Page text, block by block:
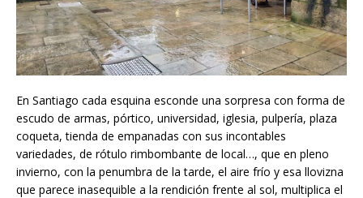
En Santiago cada esquina esconde una sorpresa con forma de
escudo de armas, pórtico, universidad, iglesia, pulpería, plaza
coqueta, tienda de empanadas con sus incontables
variedades, de rótulo rimbombante de local…, que en pleno
invierno, con la penumbra de la tarde, el aire frío y esa llovizna
que parece inasequible a la rendición frente al sol, multiplica el